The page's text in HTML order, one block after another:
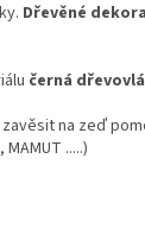
Dřevěné
černá
na zeď
.....)